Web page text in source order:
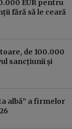
EUR pentru
fără să le ceară
de 100.000
sancțiunii și
albă” a firmelor